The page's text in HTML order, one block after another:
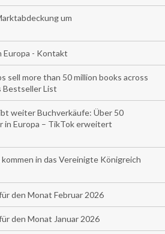
um
- Kontakt
sell more than 50 million books across
Bestseller List
weiter Buchverkäufe: Über 50
in Europa – TikTok erweitert
in das Vereinigte Königreich
den Monat Februar 2026
den Monat Januar 2026